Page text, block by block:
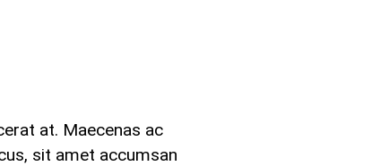
at. Maecenas ac
sit amet accumsan